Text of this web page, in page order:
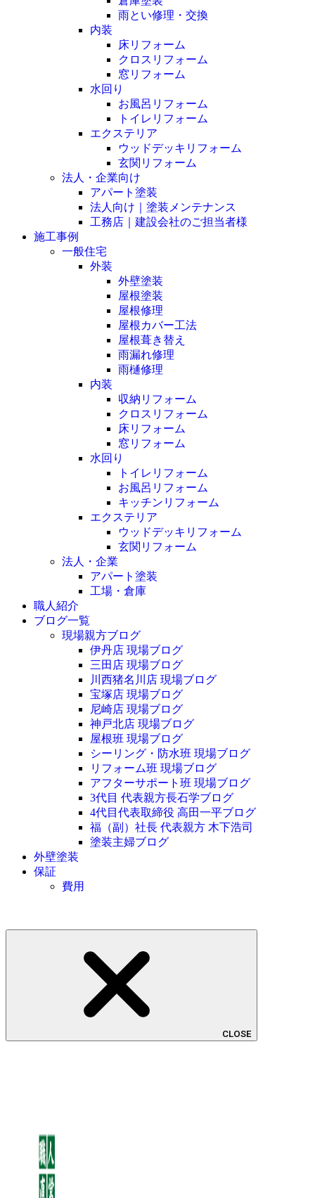
雨とい修理・交換
内装
床リフォーム
クロスリフォーム
窓リフォーム
水回り
お風呂リフォーム
トイレリフォーム
エクステリア
ウッドデッキリフォーム
玄関リフォーム
法人・企業向け
アパート塗装
法人向け｜塗装メンテナンス
工務店｜建設会社のご担当者様
施工事例
一般住宅
外装
外壁塗装
屋根塗装
屋根修理
屋根カバー工法
屋根葺き替え
雨漏れ修理
雨樋修理
内装
収納リフォーム
クロスリフォーム
床リフォーム
窓リフォーム
水回り
トイレリフォーム
お風呂リフォーム
キッチンリフォーム
エクステリア
ウッドデッキリフォーム
玄関リフォーム
法人・企業
アパート塗装
工場・倉庫
職人紹介
ブログ一覧
現場親方ブログ
伊丹店 現場ブログ
三田店 現場ブログ
川西猪名川店 現場ブログ
宝塚店 現場ブログ
尼崎店 現場ブログ
神戸北店 現場ブログ
屋根班 現場ブログ
シーリング・防水班 現場ブログ
リフォーム班 現場ブログ
アフターサポート班 現場ブログ
3代目 代表親方長石学ブログ
4代目代表取締役 高田一平ブログ
福（副）社長 代表親方 木下浩司
塗装主婦ブログ
外壁塗装
保証
費用
CLOSE